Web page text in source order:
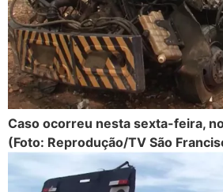
Caso ocorreu nesta sexta-feira,
(Foto: Reprodução/TV São